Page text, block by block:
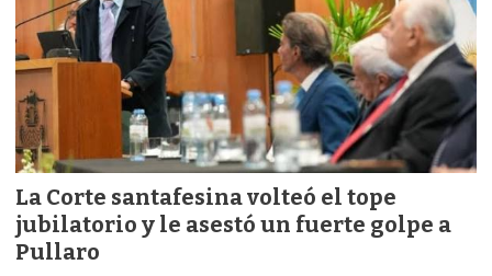
La Corte santafesina volteó el tope
jubilatorio y le asestó un fuerte golpe a
Pullaro